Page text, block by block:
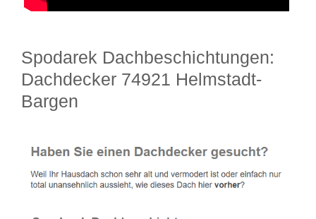
Spodarek Dachbeschichtungen:
Dachdecker 74921 Helmstadt-
Bargen